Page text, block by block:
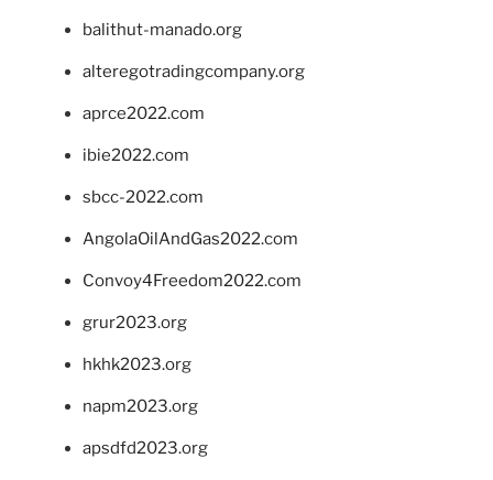
balithut-manado.org
alteregotradingcompany.org
aprce2022.com
ibie2022.com
sbcc-2022.com
AngolaOilAndGas2022.com
Convoy4Freedom2022.com
grur2023.org
hkhk2023.org
napm2023.org
apsdfd2023.org